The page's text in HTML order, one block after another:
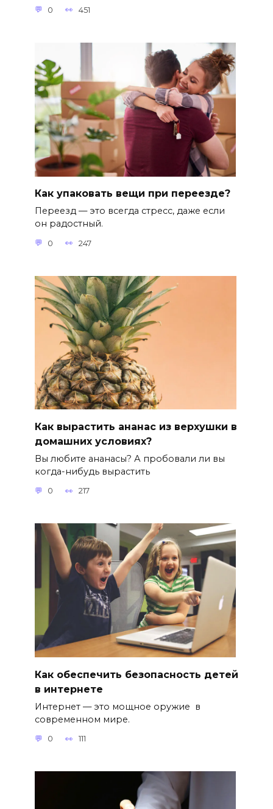
0 451
Как упаковать вещи при переезде?
Переезд — это всегда стресс, даже если
он радостный.
0 247
Как вырастить ананас из верхушки в
домашних условиях?
Вы любите ананасы? А пробовали ли вы
когда-нибудь вырастить
0 217
Как обеспечить безопасность детей
в интернете
Интернет — это мощное оружие в
современном мире.
0 111